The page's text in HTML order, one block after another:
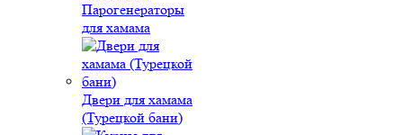
Парогенераторы
для хамама
Двери для хамама
(Турецкой бани)